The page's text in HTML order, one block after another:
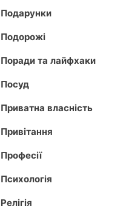
Подарунки
Подорожі
Поради та лайфхаки
Посуд
Приватна власність
Привітання
Професії
Психологія
Релігія